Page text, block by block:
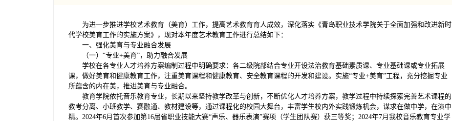
为进一步推进学校艺术教育（美育）工作，提高艺术教育育人成效，深化落实《青岛职业技术学院关于全面加强和改进新时
代学校美育工作的实施方案》，现对本年度艺术教育工作进行总结如下：
一、强化美育与专业融合发展
（一）“专业+美育”，助力融合发展
学校在各专业人才培养方案编制过程中明确要求：各二级院部结合专业开设法治教育基础素质课、专业基础课或专业拓展
课，做好美育和健康教育工作，注重美育课程和健康教育、安全教育课程的开发和建设。实施“专业+美育”工程，充分挖掘专业
所蕴含的内在美，推进美育与专业融合。
教育学院依托音乐教育专业，长期以来坚持教学改革与创新，不断优化人才培养方案，教学过程中持续探索完善艺术课程的
教考分离、小班教学、赛融通、教材建设等，通过课程化的校园大舞台，丰富学生校内外实践锻炼机会，谋求在做中学，在演中
精。2024年6月首次参加第16届省职业技能大赛“声乐、器乐表演”赛项（学生团队赛）获三等奖；2024年7月我校音乐教育专业学